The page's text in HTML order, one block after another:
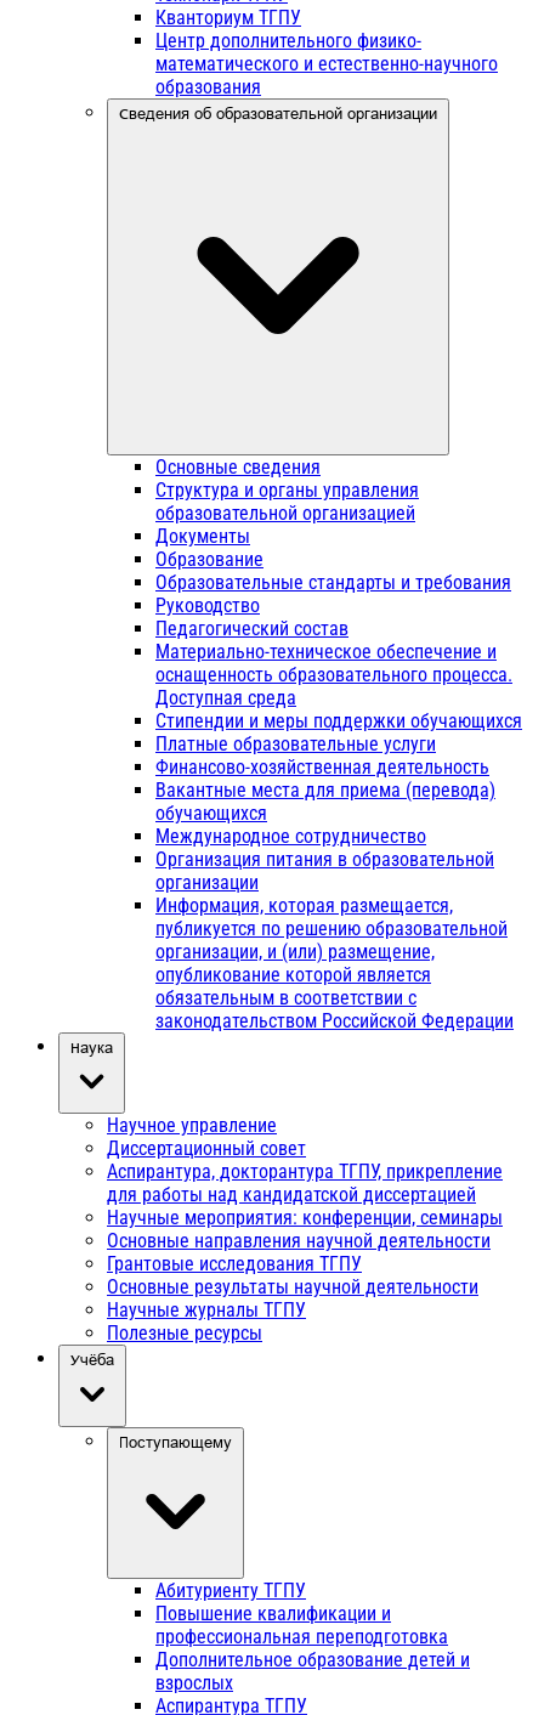
Кванториум ТГПУ
Центр дополнительного физико-
математического и естественно-научного
образования
Сведения об образовательной организации
Основные сведения
Структура и органы управления
образовательной организацией
Документы
Образование
Образовательные стандарты и требования
Руководство
Педагогический состав
Материально-техническое обеспечение и
оснащенность образовательного процесса.
Доступная среда
Стипендии и меры поддержки обучающихся
Платные образовательные услуги
Финансово-хозяйственная деятельность
Вакантные места для приема (перевода)
обучающихся
Международное сотрудничество
Организация питания в образовательной
организации
Информация, которая размещается,
публикуется по решению образовательной
организации, и (или) размещение,
опубликование которой является
обязательным в соответствии с
законодательством Российской Федерации
Наука
Научное управление
Диссертационный совет
Аспирантура, докторантура ТГПУ, прикрепление
для работы над кандидатской диссертацией
Научные мероприятия: конференции, семинары
Основные направления научной деятельности
Грантовые исследования ТГПУ
Основные результаты научной деятельности
Научные журналы ТГПУ
Полезные ресурсы
Учёба
Поступающему
Абитуриенту ТГПУ
Повышение квалификации и
профессиональная переподготовка
Дополнительное образование детей и
взрослых
Аспирантура ТГПУ